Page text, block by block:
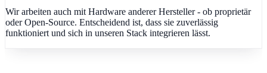
Wir arbeiten auch mit Hardware anderer Hersteller - ob proprietär
oder Open-Source. Entscheidend ist, dass sie zuverlässig
funktioniert und sich in unseren Stack integrieren lässt.